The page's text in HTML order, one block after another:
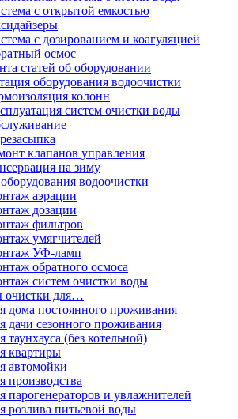
с открытой емкостью
с дозированием и коагуляцией
осмос
статей об оборудовании
оборудования водоочистки
колонн
систем очистки воды
клапанов управления
на зиму
водоочистки
аэрации
дозации
фильтров
умягчителей
УФ-ламп
обратного осмоса
систем очистки воды
очистки для…
дома постоянного проживания
дачи сезонного проживания
таунхауса (без котельной)
квартиры
автомойки
производства
парогенераторов и увлажнителей
розлива питьевой воды